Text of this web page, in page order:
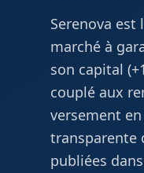
Serenova
marché à
son capital
couplé aux
versement
transparente
publiées